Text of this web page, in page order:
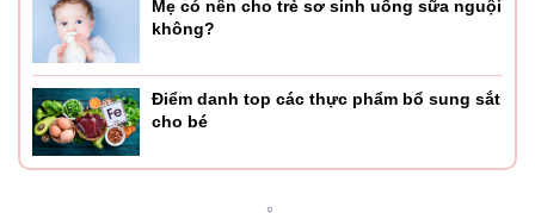
Mẹ có nên cho trẻ sơ sinh uống sữa nguội
không?
Điểm danh top các thực phẩm bổ sung sắt
cho bé